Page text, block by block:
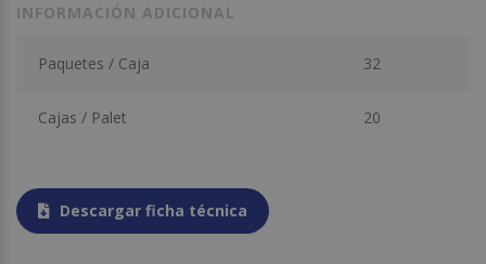
INFORMACIÓN ADICIONAL
Paquetes / Caja 32
Cajas / Palet 20
Descargar ficha técnica